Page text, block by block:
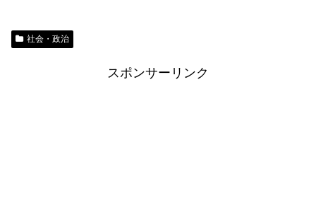
社会・政治
スポンサーリンク